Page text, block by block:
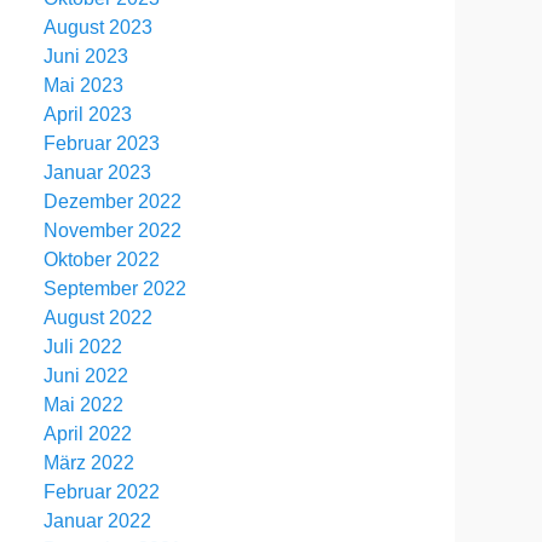
August 2023
Juni 2023
Mai 2023
April 2023
Februar 2023
Januar 2023
Dezember 2022
November 2022
Oktober 2022
September 2022
August 2022
Juli 2022
Juni 2022
Mai 2022
April 2022
März 2022
Februar 2022
Januar 2022